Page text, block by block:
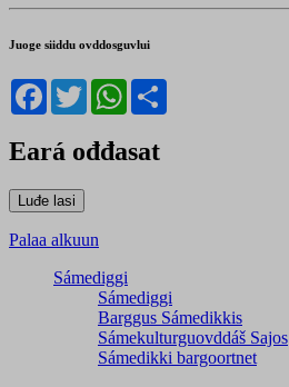
Juoge siiddu ovddosguvlui
Facebook
TwitterWhatsApp
Eará ođđasat
Palaa alkuun
Sámediggi
Sámediggi
Barggus Sámedikkis
Sámekulturguovddáš Sajos
Sámedikki bargoortnet